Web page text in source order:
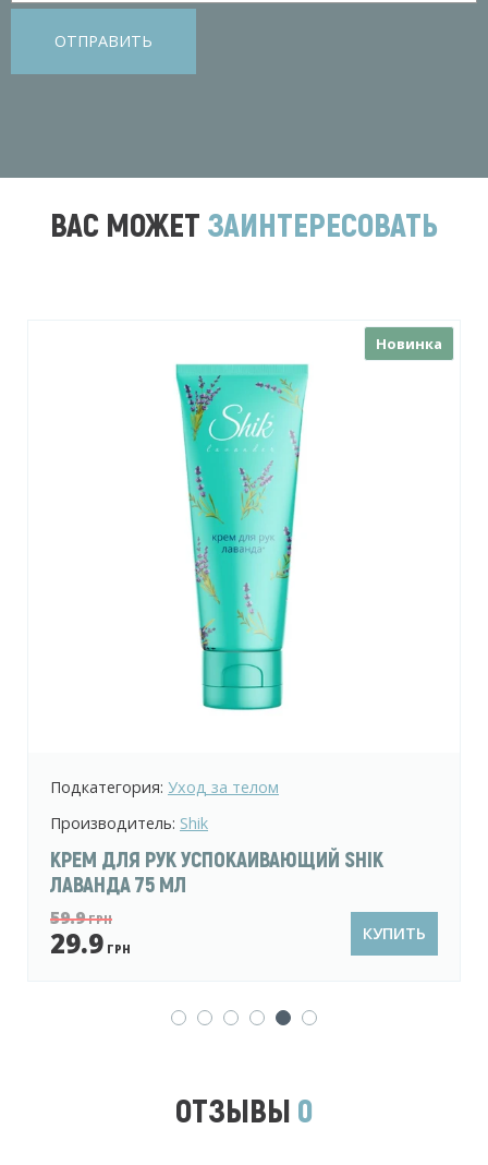
ОТПРАВИТЬ
ВАС МОЖЕТ ЗАИНТЕРЕСОВАТЬ
Новинка
Подкатегория: Уход за телом
Производитель:Fiore Bianca
ГЕЛЬ ДЛЯ ДУША FIORE BIANCA PASTEL
ESSENCE VANILLA GLOW 250 МЛ
74.9ГРН
59.9ГРН
КУПИТЬ
ОТЗЫВЫ 0